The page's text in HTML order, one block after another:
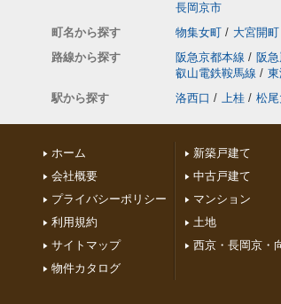
長岡京市
町名から探す
物集女町 / 大宮開町
路線から探す
阪急京都本線 / 阪
叡山電鉄鞍馬線 /
駅から探す
洛西口 / 上桂 / 松
ホーム
会社概要
プライバシーポリシー
利用規約
サイトマップ
物件カタログ
新築戸建て
中古戸建て
マンション
土地
西京・長岡京・